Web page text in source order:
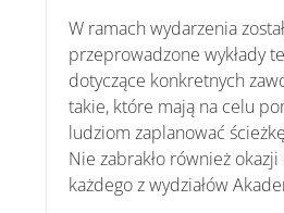
W ramach wydarzenia
przeprowadzone wykłady
dotyczące konkretnych
takie, które mają na celu
ludziom zaplanować
Nie zabrakło również
każdego z wydziałów